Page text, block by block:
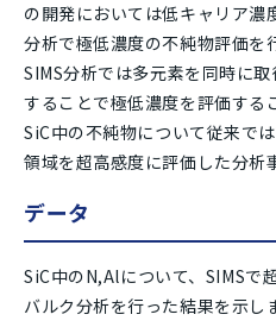
の開発においては低キャリア濃
分析で極低濃度の不純物評価を
SIMS分析では多元素を同時に
することで極低濃度を評価する
SiC中の不純物について従来で
領域を超高感度に評価した分析
データ
SiC中のN,Alについて、SIMSで
バルク分析を行った結果を示し